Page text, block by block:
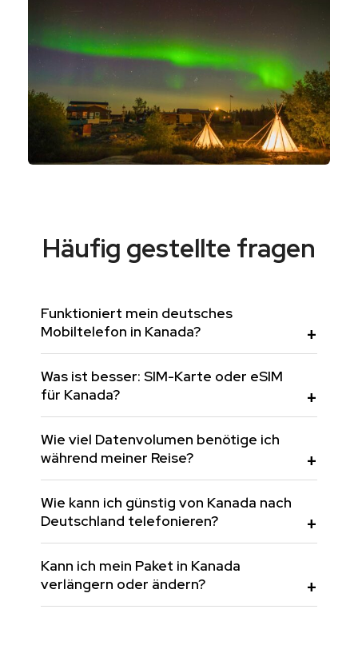
Häufig gestellte fragen
Funktioniert mein deutsches
Mobiltelefon in Kanada?
Was ist besser: SIM-Karte oder eSIM
für Kanada?
Wie viel Datenvolumen benötige ich
während meiner Reise?
Wie kann ich günstig von Kanada nach
Deutschland telefonieren?
Kann ich mein Paket in Kanada
verlängern oder ändern?